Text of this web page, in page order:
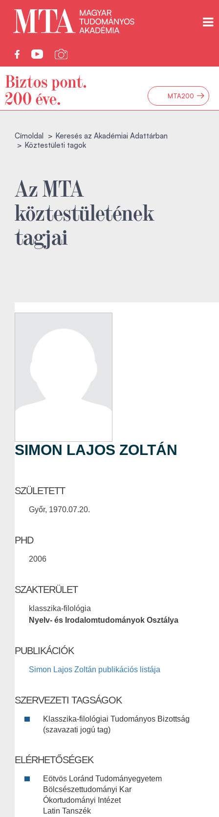
MTA200 →
Címoldal
Keresés az Akadémiai Adattárban
Köztestületi tagok
Az MTA
köztestületének
tagjai
SIMON LAJOS ZOLTÁN
SZÜLETETT
Győr, 1970.07.20.
PHD
2006
SZAKTERÜLET
klasszika-filológia
Nyelv- és Irodalomtudományok Osztálya
PUBLIKÁCIÓK
Simon Lajos Zoltán publikációs listája
SZERVEZETI TAGSÁGOK
Klasszika-filológiai Tudományos Bizottság
(szavazati jogú tag)
ELÉRHETŐSÉGEK
Eötvös Loránd Tudományegyetem
Bölcsészettudományi Kar
Ókortudományi Intézet
Latin Tanszék